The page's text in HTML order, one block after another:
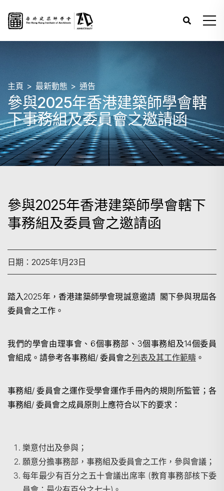
搜尋
主頁 最新動態 通告
參與2025年香港建築師學會轄
下事務組及委員會之邀請函
參與2025年香港建築師學會轄下
事務組及委員會之邀請函
日期：2025年1月23日
踏入2025年，香港建築師學會現誠意邀請 閣下參與現屆各
委員會之工作。
我們的學會由理事會、 6個事務部、 3個事務組及14個委員
會組成。請參考各事務組/ 委員會之列表及其工作範疇 。
事務組/ 委員會之運作受學會運作手冊內的規則所監管；各
事務組/ 委員會之成員原則上應符合以下的要求：
樂意付出及參與；
願意分擔事務部，事務組及委員會之工作，參與會議；
每年最少有百分之五十會議出席率 (教育事務部核下委